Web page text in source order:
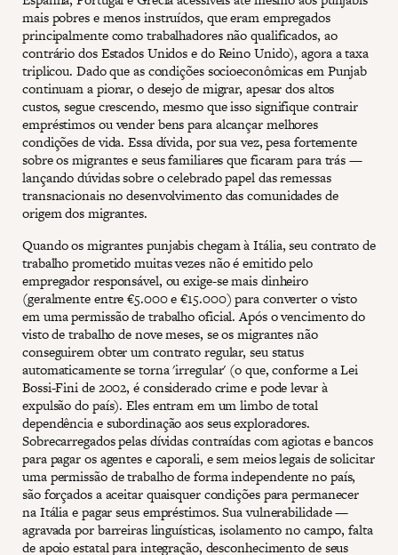
mais pobres e menos instruídos, que eram empregados
principalmente como trabalhadores não qualificados, ao
contrário dos Estados Unidos e do Reino Unido), agora a taxa
triplicou. Dado que as condições socioeconômicas em Punjab
continuam a piorar, o desejo de migrar, apesar dos altos
custos, segue crescendo, mesmo que isso signifique contrair
empréstimos ou vender bens para alcançar melhores
condições de vida. Essa dívida, por sua vez, pesa fortemente
sobre os migrantes e seus familiares que ficaram para trás —
lançando dúvidas sobre o celebrado papel das remessas
transnacionais no desenvolvimento das comunidades de
origem dos migrantes.
Quando os migrantes punjabis chegam à Itália, seu contrato de
trabalho prometido muitas vezes não é emitido pelo
empregador responsável, ou exige-se mais dinheiro
(geralmente entre €5.000 e €15.000) para converter o visto
em uma permissão de trabalho oficial. Após o vencimento do
visto de trabalho de nove meses, se os migrantes não
conseguirem obter um contrato regular, seu status
automaticamente se torna 'irregular' (o que, conforme a Lei
Bossi-Fini de 2002, é considerado crime e pode levar à
expulsão do país). Eles entram em um limbo de total
dependência e subordinação aos seus exploradores.
Sobrecarregados pelas dívidas contraídas com agiotas e bancos
para pagar os agentes e caporali, e sem meios legais de solicitar
uma permissão de trabalho de forma independente no país,
são forçados a aceitar quaisquer condições para permanecer
na Itália e pagar seus empréstimos. Sua vulnerabilidade —
agravada por barreiras linguísticas, isolamento no campo, falta
de apoio estatal para integração, desconhecimento de seus